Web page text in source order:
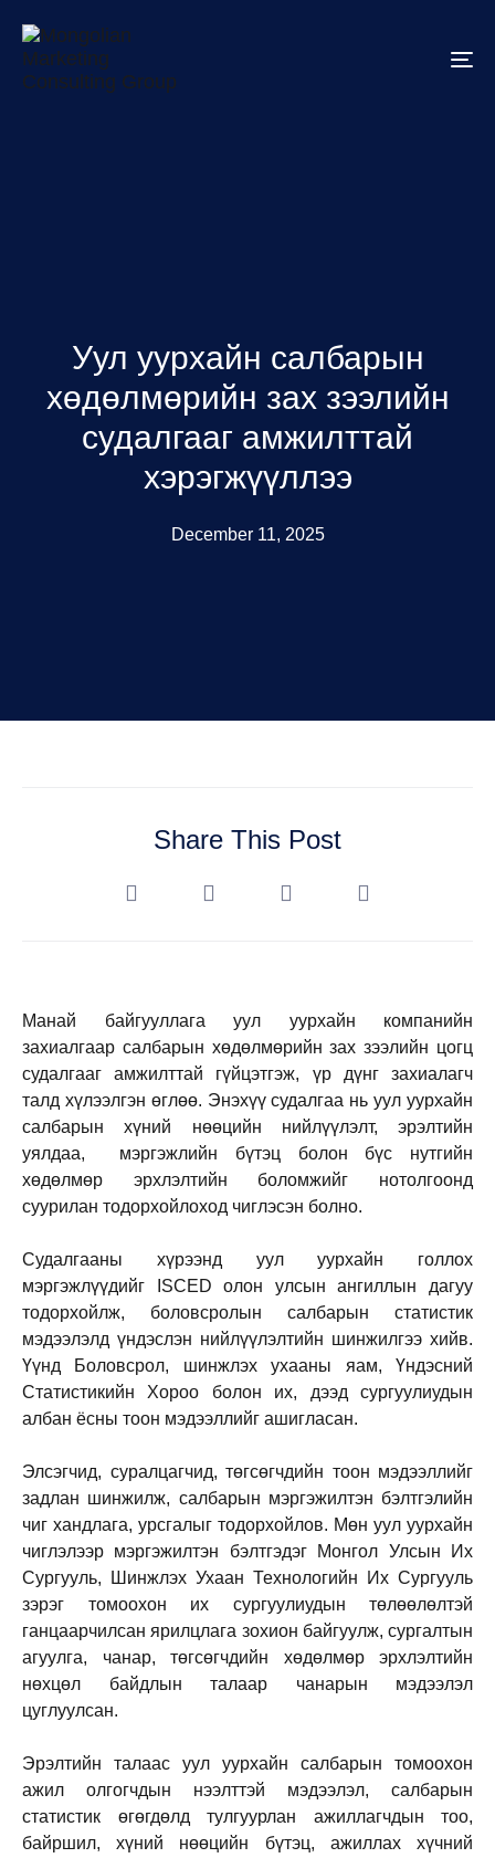
Уул уурхайн салбарын
хөдөлмөрийн зах зээлийн
судалгааг амжилттай
хэрэгжүүллээ
December 11, 2025
Share This Post
Манай байгууллага уул уурхайн компанийн
захиалгаар салбарын хөдөлмөрийн зах зээлийн цогц
судалгааг амжилттай гүйцэтгэж, үр дүнг захиалагч
талд хүлээлгэн өглөө. Энэхүү судалгаа нь уул уурхайн
салбарын хүний нөөцийн нийлүүлэлт, эрэлтийн
уялдаа, мэргэжлийн бүтэц болон бүс нутгийн
хөдөлмөр эрхлэлтийн боломжийг нотолгоонд
суурилан тодорхойлоход чиглэсэн болно.
Судалгааны хүрээнд уул уурхайн голлох
мэргэжлүүдийг ISCED олон улсын ангиллын дагуу
тодорхойлж, боловсролын салбарын статистик
мэдээлэлд үндэслэн нийлүүлэлтийн шинжилгээ хийв.
Үүнд Боловсрол, шинжлэх ухааны яам, Үндэсний
Статистикийн Хороо болон их, дээд сургуулиудын
албан ёсны тоон мэдээллийг ашигласан.
Элсэгчид, суралцагчид, төгсөгчдийн тоон мэдээллийг
задлан шинжилж, салбарын мэргэжилтэн бэлтгэлийн
чиг хандлага, урсгалыг тодорхойлов. Мөн уул уурхайн
чиглэлээр мэргэжилтэн бэлтгэдэг Монгол Улсын Их
Сургууль, Шинжлэх Ухаан Технологийн Их Сургууль
зэрэг томоохон их сургуулиудын төлөөлөлтэй
ганцаарчилсан ярилцлага зохион байгуулж, сургалтын
агуулга, чанар, төгсөгчдийн хөдөлмөр эрхлэлтийн
нөхцөл байдлын талаар чанарын мэдээлэл
цуглуулсан.
Эрэлтийн талаас уул уурхайн салбарын томоохон
ажил олгогчдын нээлттэй мэдээлэл, салбарын
статистик өгөгдөлд тулгуурлан ажиллагчдын тоо,
байршил, хүний нөөцийн бүтэц, ажиллах хүчний